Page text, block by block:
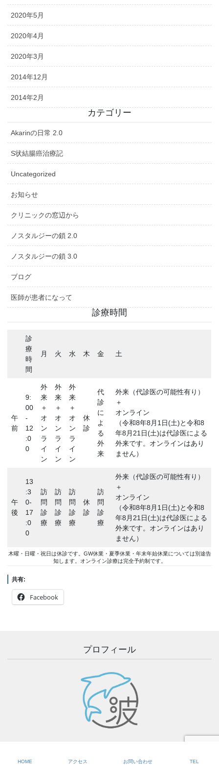
2020年5月
2020年4月
2020年3月
2014年12月
2014年2月
カテゴリー
Akarinの日常 2.0
S状結腸癌治療記
Uncategorized
お知らせ
クリニックの窓辺から
ノスタルジーの鎖 2.0
ノスタルジーの鎖 3.0
ブログ
医師が患者になって
診療時間
診
療
時
間
月 火 水 木 金 土
午
前
9:
00
-
12
:0
0
外
来
＋
オ
ン
ラ
イ
ン
外
来
＋
オ
ン
ラ
イ
ン
外
来
＋
オ
ン
ラ
イ
ン
休
診
代
診
に
よ
る
外
来
外来（代診医の可能性有り）
＋
オンライン
（令和8年8月1日(土)と令和8
年8月21日(土)は代診医による
外来です。オンラインはあり
ません）
午
後
13
:3
0-
17
:0
0
訪
問
診
療
訪
問
診
療
訪
問
診
療
休
診
訪
問
診
療
外来（代診医の可能性有り）
＋
オンライン
（令和8年8月1日(土)と令和8
年8月21日(土)は代診医による
外来です。オンラインはあり
ません）
木曜・日曜・祝日は休診です。GW休業・夏季休業・年末年始休業については別途告
知します。オンライン診療は完全予約制です。
共有:
Facebook
プロフィール
HOME アクセス お問い合わせ TEL